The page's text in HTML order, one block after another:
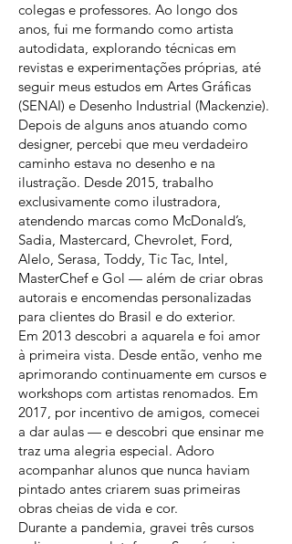
colegas e professores. Ao longo dos
anos, fui me formando como artista
autodidata, explorando técnicas em
revistas e experimentações próprias, até
seguir meus estudos em Artes Gráficas
(SENAI) e Desenho Industrial (Mackenzie).
Depois de alguns anos atuando como
designer, percebi que meu verdadeiro
caminho estava no desenho e na
ilustração. Desde 2015, trabalho
exclusivamente como ilustradora,
atendendo marcas como McDonald’s,
Sadia, Mastercard, Chevrolet, Ford,
Alelo, Serasa, Toddy, Tic Tac, Intel,
MasterChef e Gol — além de criar obras
autorais e encomendas personalizadas
para clientes do Brasil e do exterior.
Em 2013 descobri a aquarela e foi amor
à primeira vista. Desde então, venho me
aprimorando continuamente em cursos e
workshops com artistas renomados. Em
2017, por incentivo de amigos, comecei
a dar aulas — e descobri que ensinar me
traz uma alegria especial. Adoro
acompanhar alunos que nunca haviam
pintado antes criarem suas primeiras
obras cheias de vida e cor.
Durante a pandemia, gravei três cursos